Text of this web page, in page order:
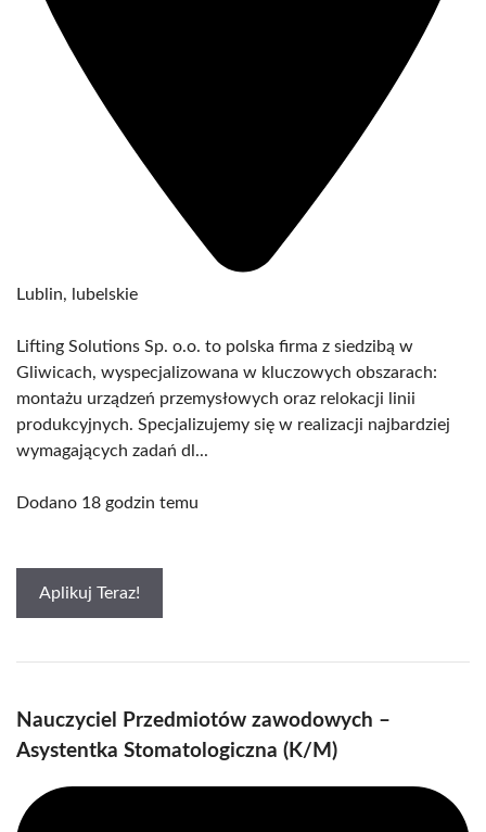
Lublin, lubelskie
Lifting Solutions Sp. o.o. to polska firma z siedzibą w
Gliwicach, wyspecjalizowana w kluczowych obszarach:
montażu urządzeń przemysłowych oraz relokacji linii
produkcyjnych. Specjalizujemy się w realizacji najbardziej
wymagających zadań dl...
Dodano 18 godzin temu
Aplikuj Teraz!
Nauczyciel Przedmiotów zawodowych –
Asystentka Stomatologiczna (K/M)